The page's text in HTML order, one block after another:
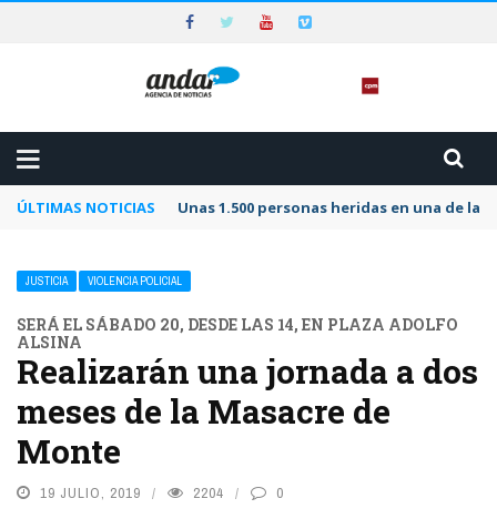
ÚLTIMAS NOTICIAS Unas 1.500 personas heridas en una de
JUSTICIA VIOLENCIA POLICIAL
SERÁ EL SÁBADO 20, DESDE LAS 14, EN PLAZA ADOLFO
ALSINA
Realizarán una jornada a dos
meses de la Masacre de
Monte
19 JULIO, 2019 2204 0